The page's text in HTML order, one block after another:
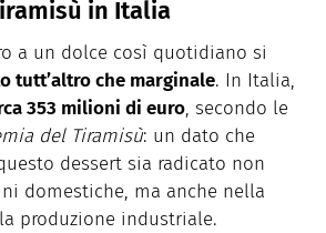
in Italia
a un dolce così quotidiano si
tutt’altro che marginale. In Italia,
353 milioni di euro, secondo le
del Tiramisù: un dato che
dessert sia radicato non
domestiche, ma anche nella
produzione industriale.